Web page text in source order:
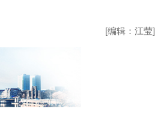
[编辑：江莹]